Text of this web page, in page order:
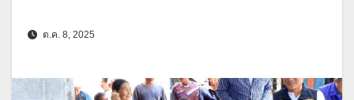
ต.ค. 8, 2025